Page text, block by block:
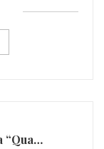
Daniele Silvestri, ecco la sua “Quali Alibi” (VIDEO)